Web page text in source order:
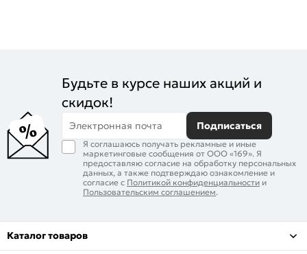
Будьте в курсе наших акций и
скидок!
Электронная почта Подписаться
Я соглашаюсь получать рекламные и иные
маркетинговые сообщения от ООО «169». Я
предоставляю согласие на обработку персональных
данных, а также подтверждаю ознакомление и
согласие с Политикой конфиденциальности и
Пользовательским соглашением.
Каталог товаров